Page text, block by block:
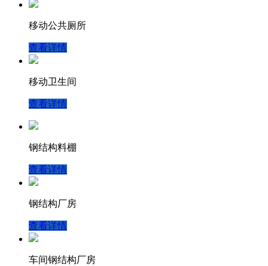
移动公共厕所
查看详情
移动卫生间
查看详情
钢结构料棚
查看详情
钢结构厂房
查看详情
车间钢结构厂房